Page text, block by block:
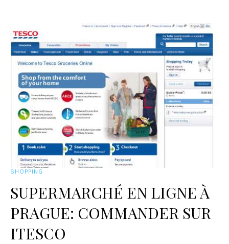
SHOPPING
SUPERMARCHÉ EN LIGNE À
PRAGUE: COMMANDER SUR
ITESCO